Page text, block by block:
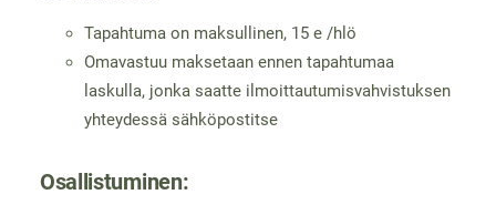
Tapahtuma on maksullinen, 15 e /hlö
Omavastuu maksetaan ennen tapahtumaa
laskulla, jonka saatte ilmoittautumisvahvistuksen
yhteydessä sähköpostitse
Osallistuminen: